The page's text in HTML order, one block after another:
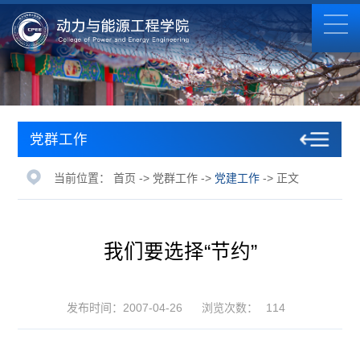
党群工作
当前位置：首页 -> 党群工作 -> 党建工作 -> 正文
我们要选择“节约”
发布时间：2007-04-26 浏览次数： 114